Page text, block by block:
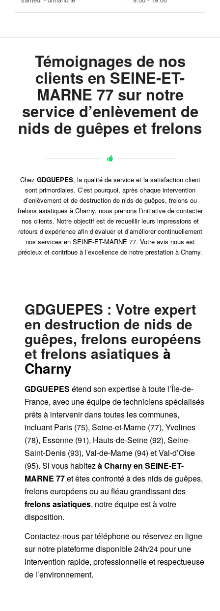
Témoignages de nos
clients en SEINE-ET-
MARNE 77 sur notre
service d’enlèvement de
nids de guêpes et frelons
Chez GDGUEPES, la qualité de service et la satisfaction client
sont primordiales. C’est pourquoi, après chaque intervention
d’enlèvement et de destruction de nids de guêpes, frelons ou
frelons asiatiques à Charny, nous prenons l’initiative de contacter
nos clients. Notre objectif est de recueillir leurs impressions et
retours d’expérience afin d’évaluer et d’améliorer continuellement
nos services en SEINE-ET-MARNE 77. Votre avis nous est
précieux et contribue à l’excellence de notre prestation à Charny.
GDGUEPES : Votre expert
en destruction de nids de
guêpes, frelons européens
et frelons asiatiquesà
Charny
GDGUEPES étend son expertise à toute l’Île-de-
France, avec une équipe de techniciens spécialisés
prêts à intervenir dans toutes les communes,
incluant Paris (75), Seine-et-Marne (77), Yvelines
(78), Essonne (91), Hauts-de-Seine (92), Seine-
Saint-Denis (93), Val-de-Marne (94) et Val-d’Oise
(95). Si vous habitez à Charnyen SEINE-ET-
MARNE 77et êtes confronté à des nids de guêpes,
frelons européens ou au fléau grandissant des
frelons asiatiques, notre équipe est à votre
disposition.
Contactez-nous partéléphoneou réservez en ligne
sur notre plateforme disponible 24h/24pour une
intervention rapide, professionnelle et respectueuse
de l’environnement.